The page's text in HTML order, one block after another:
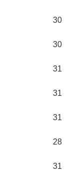
30
30
31
31
31
28
31